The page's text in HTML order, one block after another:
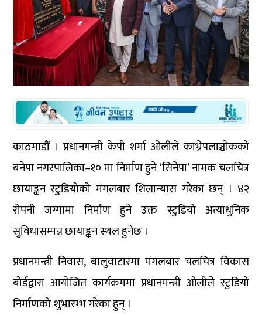
काठमाडौं । प्रधानमन्त्री केपी शर्मा ओलीले काभ्रेपलाञ्चोकको
बनेपा नगरपालिका–१० मा निर्माण हुने ‘सिनेपा’ नामक चलचित्र
छायाङ्कन स्टुुडियोको मंगलबार शिलान्यास गरेका छन् । ४२
रोपनी जग्गामा निर्माण हुने उक्त स्टुडियो अत्याधुनिक
सुविधासम्पन्न छायाङ्कन स्थल हुनेछ ।
प्रधानमन्त्री निवास, बालुवाटारमा मंगलबार चलचित्र विकास
बोर्डद्वारा आयोजित कार्यक्रममा प्रधानमन्त्री ओलीले स्टुडियो
निर्माणको शुभारम्भ गरेका हुन् ।